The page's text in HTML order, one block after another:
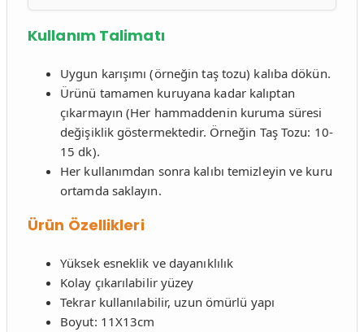
Kullanım Talimatı
Uygun karışımı (örneğin taş tozu) kalıba dökün.
Ürünü tamamen kuruyana kadar kalıptan
çıkarmayın (Her hammaddenin kuruma süresi
değişiklik göstermektedir. Örneğin Taş Tozu: 10-
15 dk).
Her kullanımdan sonra kalıbı temizleyin ve kuru
ortamda saklayın.
Ürün Özellikleri
Yüksek esneklik ve dayanıklılık
Kolay çıkarılabilir yüzey
Tekrar kullanılabilir, uzun ömürlü yapı
Boyut: 11X13cm